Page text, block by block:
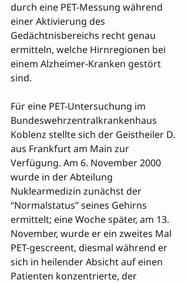
durch eine PET-Messung während
einer Aktivierung des
Gedächtnisbereichs recht genau
ermitteln, welche Hirnregionen bei
einem Alzheimer-Kranken gestört
sind.
Für eine PET-Untersuchung im
Bundeswehrzentralkrankenhaus
Koblenz stellte sich der Geistheiler D.
aus Frankfurt am Main zur
Verfügung. Am 6. November 2000
wurde in der Abteilung
Nuklearmedizin zunächst der
“Normalstatus” seines Gehirns
ermittelt; eine Woche später, am 13.
November, wurde er ein zweites Mal
PET-gescreent, diesmal während er
sich in heilender Absicht auf einen
Patienten konzentrierte, der